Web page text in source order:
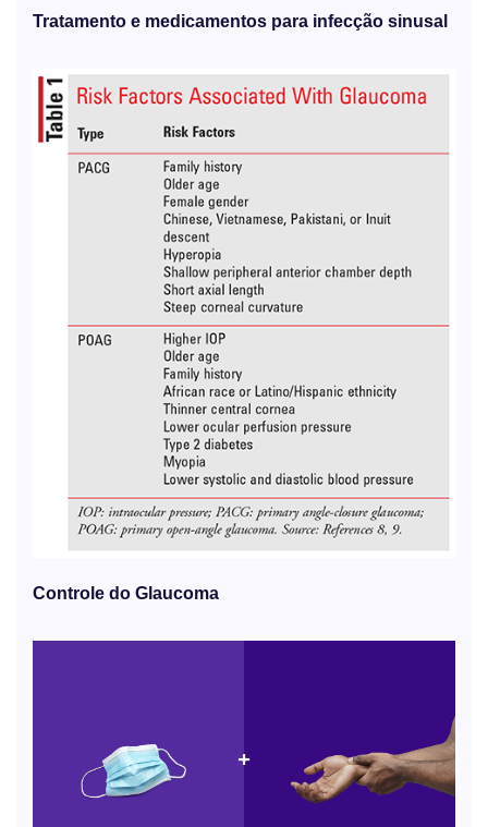
Tratamento e medicamentos para infecção sinusal
Controle do Glaucoma